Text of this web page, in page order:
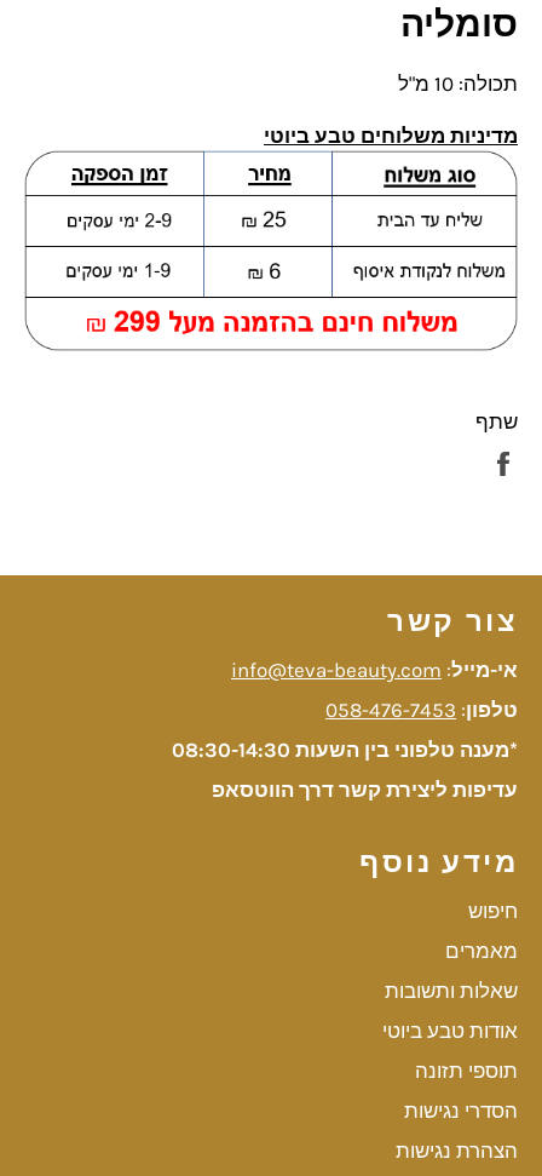
סומליה
תכולה: 10 מ"ל
מדיניות משלוחים טבע ביוטי
שתף
צור קשר
אי-מייל:
info@teva-beauty.com
טלפון:
058-476-7453
*מענה טלפוני בין השעות 08:30-14:30
עדיפות ליצירת קשר דרך הווטסאפ
מידע נוסף
חיפוש
מאמרים
שאלות ותשובות
אודות טבע ביוטי
תוספי תזונה
הסדרי נגישות
הצהרת נגישות